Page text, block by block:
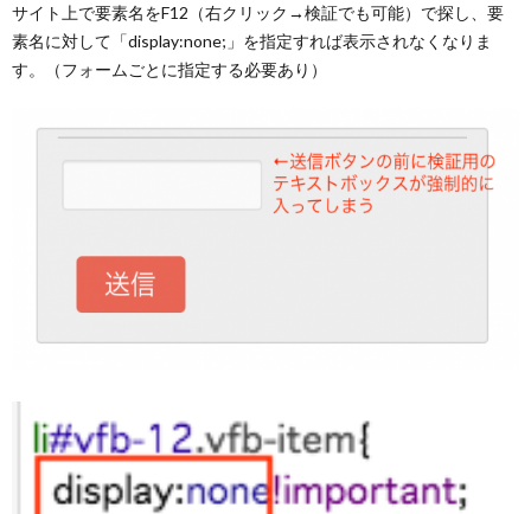
サイト上で要素名をF12（右クリック→検証でも可能）で探し、要
素名に対して「display:none;」を指定すれば表示されなくなりま
す。（フォームごとに指定する必要あり）